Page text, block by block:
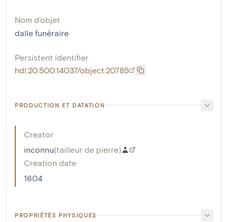
Nom d'objet
dalle funéraire
Persistent identifier
hdl:20.500.14037/object.20785
PRODUCTION ET DATATION
Creator
inconnu(tailleur de pierre)
Creation date
1604
PROPRIÉTÉS PHYSIQUES